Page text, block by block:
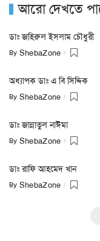
আরো দেখতে
ডাঃ জহিরুল ইসলাম চৌধুরী
By ShebaZone
অধ্যাপক ডাঃ এ বি সিদ্দিক
By ShebaZone
ডাঃ জান্নাতুল নাঈমা
By ShebaZone
ডাঃ রাফি আহমেদ খান
By ShebaZone